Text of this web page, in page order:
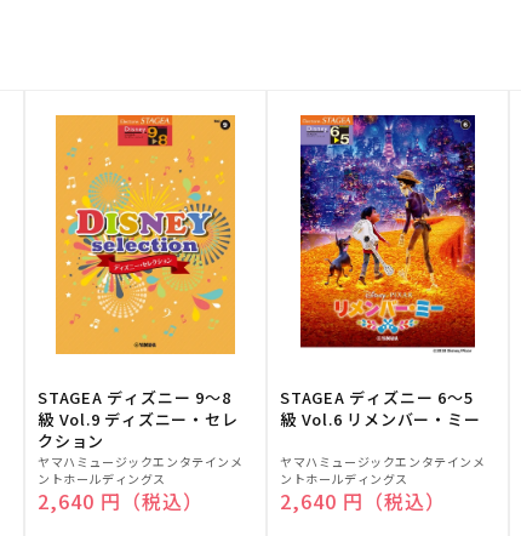
STAGEA ディズニー 9～8
級 Vol.9 ディズニー・セレ
クション
販
売
元:
ヤマハミュージックエンタテインメ
ントホールディングス
通常価格
2,640 円（税込）
STAGEA ディズニー 6～5
級 Vol.6 リメンバー・ミー
販
売
元:
ヤマハミュージックエンタテインメ
ントホールディングス
通常価格
2,640 円（税込）